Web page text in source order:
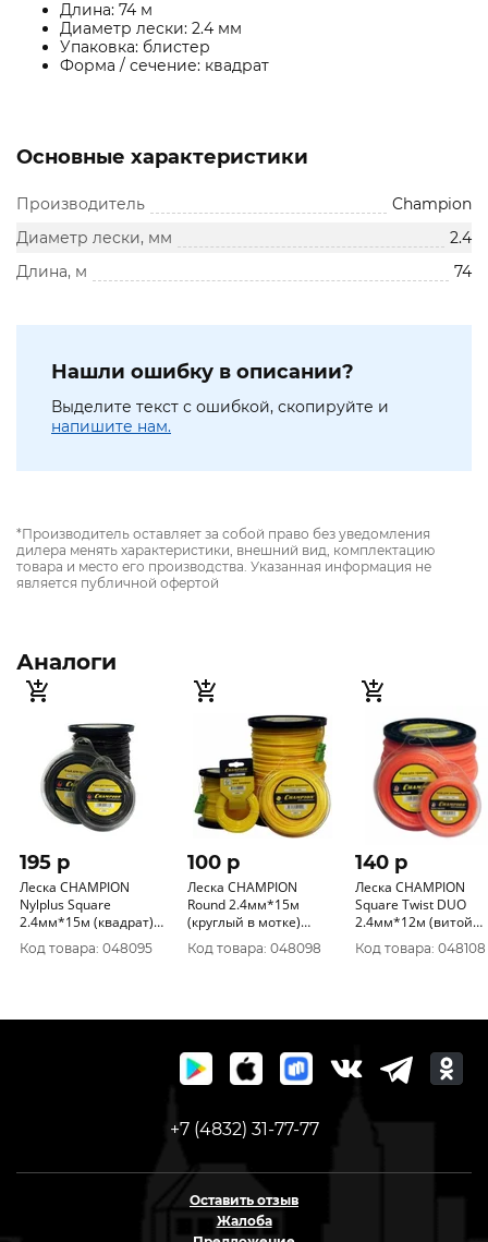
Длина: 74 м
Диаметр лески: 2.4 мм
Упаковка: блистер
Форма / сечение: квадрат
Основные характеристики
Производитель
Champion
Диаметр лески, мм
2.4
Длина, м
74
Нашли ошибку в описании?
Выделите текст с ошибкой, скопируйте и
напишите нам.
*Производитель оставляет за собой право без уведомления
дилера менять характеристики, внешний вид, комплектацию
товара и место его производства. Указанная информация не
является публичной офертой
Аналоги
195 p
Леска CHAMPION
Nylplus Square
2.4мм*15м (квадрат)
С5065
Код товара: 048095
100 p
Леска CHAMPION
Round 2.4мм*15м
(круглый в мотке)
С5004
Код товара: 048098
140 p
Леска CHAMPION
Square Twist DUO
2.4мм*12м (витой
квадрат) C5057
Код товара: 048108
+7 (4832) 31-77-77
Оставить отзыв
Жалоба